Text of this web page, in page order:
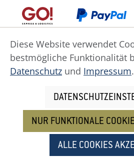
Datenschutz
Widerrufsformular
AGB
Cookie
Alle Preise inkl. gesetzl.
Versandkosten und ggf.
nicht anders
Diese Website verwendet
bestmögliche Funktionalität
Datenschutz und Impressum.
NUR FUNKTIONALE
ALLE COOKIES